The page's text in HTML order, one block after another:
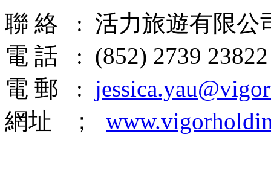
聯 絡 : 活力旅遊有限公
電 話 : (852) 2739 23822
電 郵 :
網址 ；